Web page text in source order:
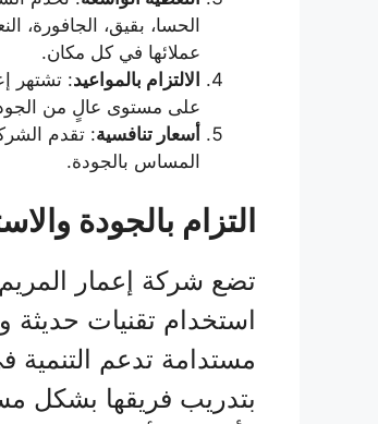
الحسا، بقيق، الجافورة،
عملائها في كل مكان.
الالتزام بالمواعيد: تشتهر
على مستوى عالٍ من
أسعار تنافسية: تقدم
المساس بالجودة.
التزام بالجودة
تضع شركة إعمار
استخدام تقنيات حديثة
مستدامة تدعم التنمية
بتدريب فريقها بشكل